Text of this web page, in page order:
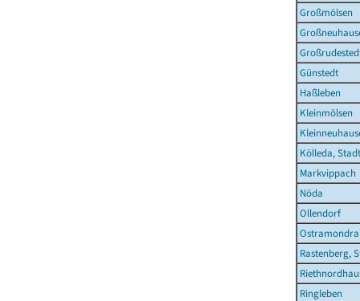
Großmölsen
Günstedt
Haßleben
Kleinmölsen
Kölleda, Stadt
Markvippach
Nöda
Ollendorf
Ostramondra
Rastenberg,
Ringleben